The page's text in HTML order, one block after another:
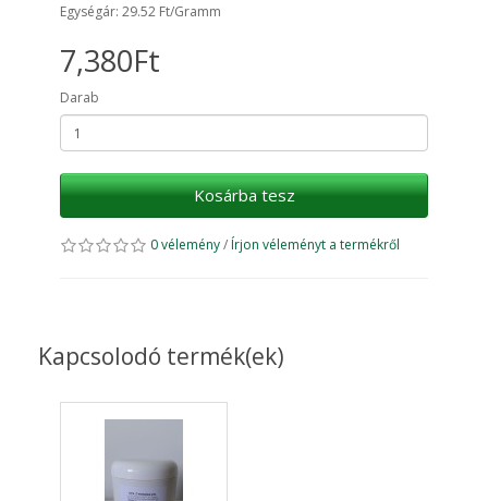
Egységár: 29.52 Ft/Gramm
7,380Ft
Darab
Kosárba tesz
0 vélemény/Írjon véleményt a termékről
Kapcsolodó termék(ek)